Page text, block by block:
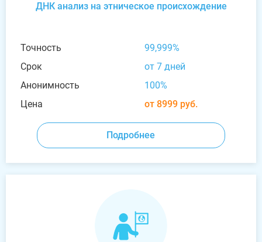
ДНК анализ на этническое происхождение
Точность
99,999%
Срок
от 7 дней
Анонимность
100%
Цена
от 8999 руб.
Подробнее